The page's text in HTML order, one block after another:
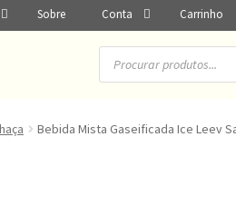
Sobre Conta Carrinho
Pesquisar
produtos
Bebida Mista Gaseificada Ice Leev